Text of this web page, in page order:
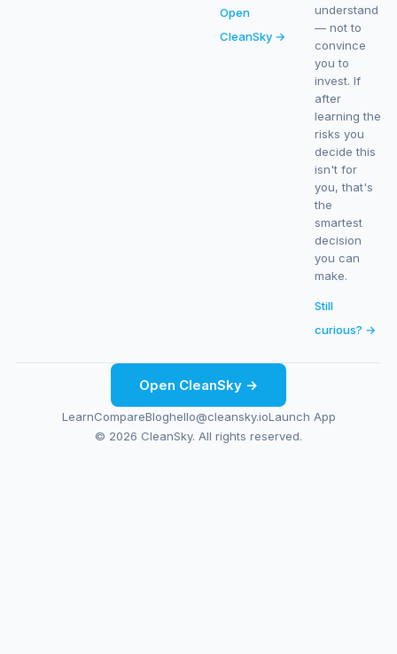
Open
CleanSky →
understand
— not to
convince
you to
invest. If
after
learning the
risks you
decide this
isn't for
you, that's
the
smartest
decision
you can
make.
Still
curious? →
Open CleanSky →
LearnCompareBloghello@cleansky.ioLaunch App
© 2026 CleanSky. All rights reserved.